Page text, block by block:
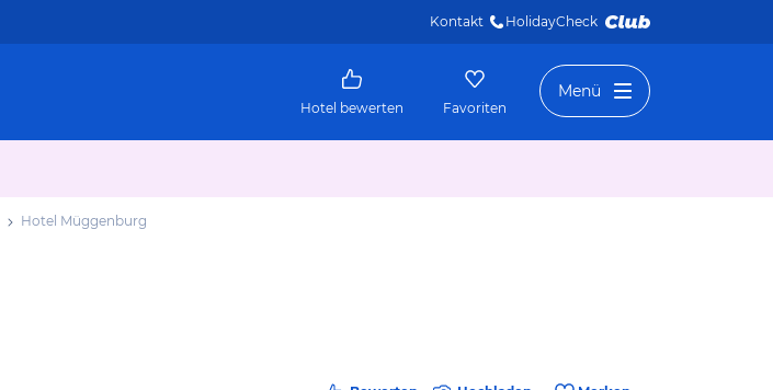
Kontakt HolidayCheck
Hotel bewerten Favoriten
Menü
Hotel Müggenburg